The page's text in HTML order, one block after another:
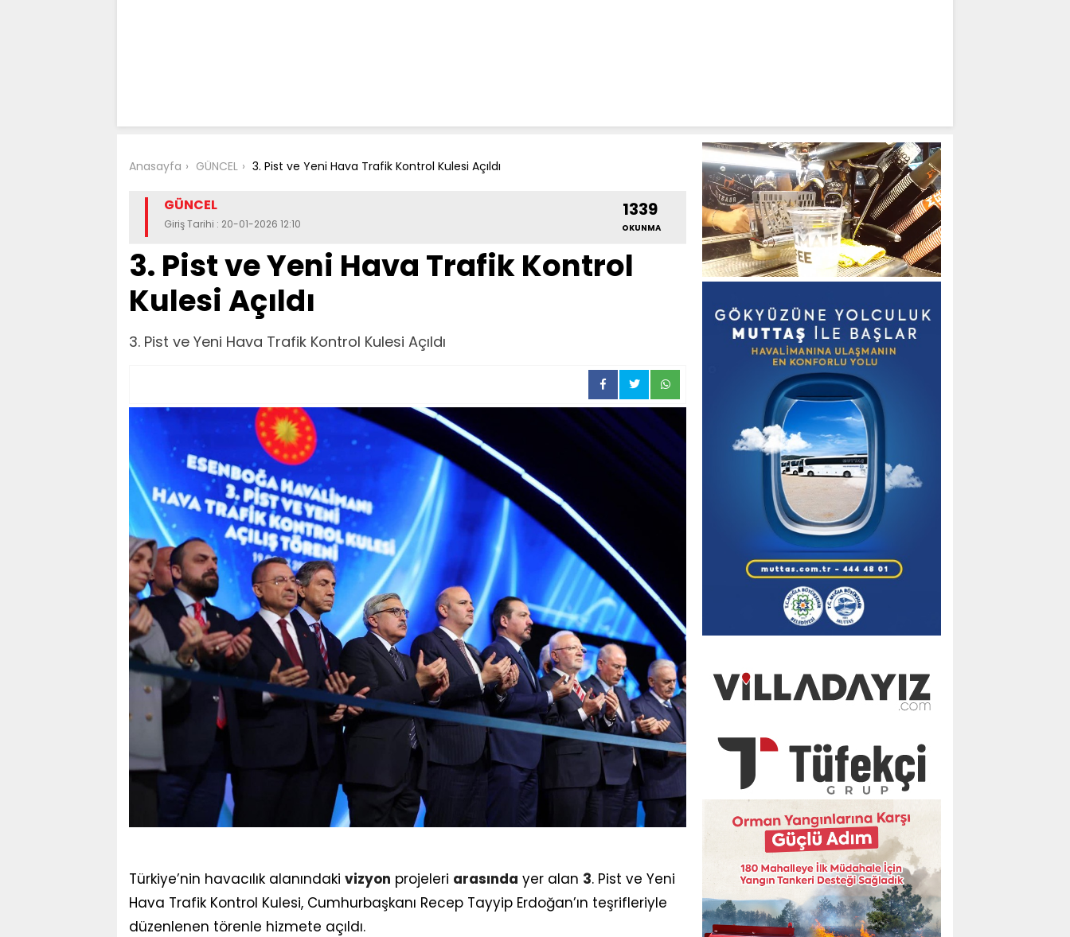
Anasayfa GÜNCEL 3.⁠ ⁠Pist ve Yeni Hava Trafik Kontrol Kulesi Açıldı
GÜNCEL
Giriş Tarihi : 20-01-2026 12:10
1339
OKUNMA
3.⁠ ⁠Pist ve Yeni Hava Trafik Kontrol
Kulesi Açıldı
3.⁠ ⁠Pist ve Yeni Hava Trafik Kontrol Kulesi Açıldı
Türkiye’nin havacılık alanındaki vizyon projeleri arasında yer alan 3. Pist ve Yeni
Hava Trafik Kontrol Kulesi, Cumhurbaşkanı Recep Tayyip Erdoğan’ın teşrifleriyle
düzenlenen törenle hizmete açıldı.